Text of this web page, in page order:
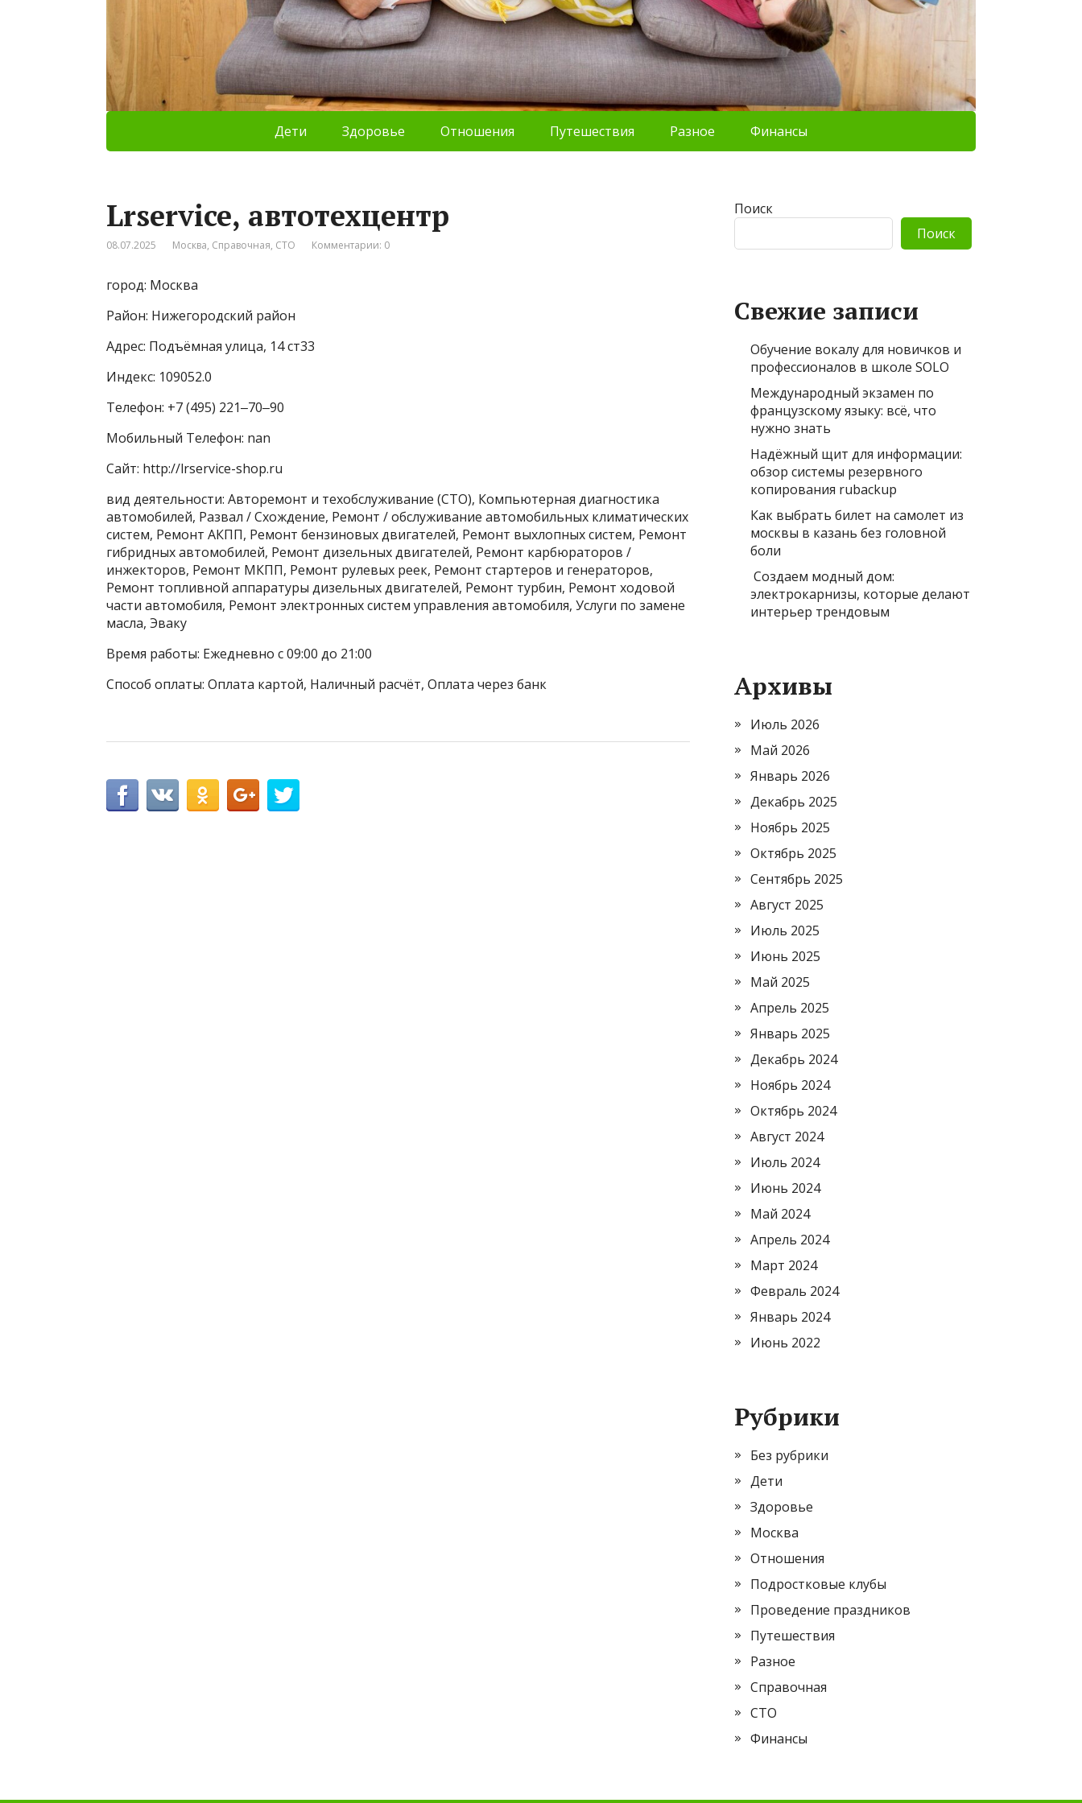
Дети Здоровье Отношения Путешествия Разное Финансы
Lrservice, автотехцентр
08.07.2025 Москва, Справочная, СТО Комментарии: 0
город: Москва
Район: Нижегородский район
Адрес: Подъёмная улица, 14 ст33
Индекс: 109052.0
Телефон: +7 (495) 221‒70‒90
Мобильный Телефон: nan
Сайт: http://lrservice-shop.ru
вид деятельности: Авторемонт и техобслуживание (СТО), Компьютерная диагностика
автомобилей, Развал / Схождение, Ремонт / обслуживание автомобильных климатических
систем, Ремонт АКПП, Ремонт бензиновых двигателей, Ремонт выхлопных систем, Ремонт
гибридных автомобилей, Ремонт дизельных двигателей, Ремонт карбюраторов /
инжекторов, Ремонт МКПП, Ремонт рулевых реек, Ремонт стартеров и генераторов,
Ремонт топливной аппаратуры дизельных двигателей, Ремонт турбин, Ремонт ходовой
части автомобиля, Ремонт электронных систем управления автомобиля, Услуги по замене
масла, Эваку
Время работы: Ежедневно с 09:00 до 21:00
Способ оплаты: Оплата картой, Наличный расчёт, Оплата через банк
Поиск
Поиск
Свежие записи
Обучение вокалу для новичков и
профессионалов в школе SOLO
Международный экзамен по
французскому языку: всё, что
нужно знать
Надёжный щит для информации:
обзор системы резервного
копирования rubackup
Как выбрать билет на самолет из
москвы в казань без головной
боли
Создаем модный дом:
электрокарнизы, которые делают
интерьер трендовым
Архивы
Июль 2026
Май 2026
Январь 2026
Декабрь 2025
Ноябрь 2025
Октябрь 2025
Сентябрь 2025
Август 2025
Июль 2025
Июнь 2025
Май 2025
Апрель 2025
Январь 2025
Декабрь 2024
Ноябрь 2024
Октябрь 2024
Август 2024
Июль 2024
Июнь 2024
Май 2024
Апрель 2024
Март 2024
Февраль 2024
Январь 2024
Июнь 2022
Рубрики
Без рубрики
Дети
Здоровье
Москва
Отношения
Подростковые клубы
Проведение праздников
Путешествия
Разное
Справочная
СТО
Финансы